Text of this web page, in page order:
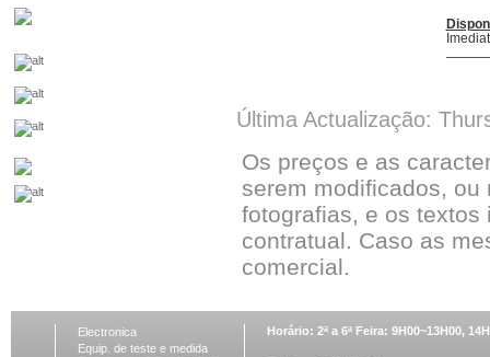
Última Actualização:
Os preços e as
serem modificados, ou
fotografias, e os
contratual. Caso as
comercial.
Electronica
Equip. de teste e medida
Horário: 2ª a 6ª Feira: 9H00~13H00,